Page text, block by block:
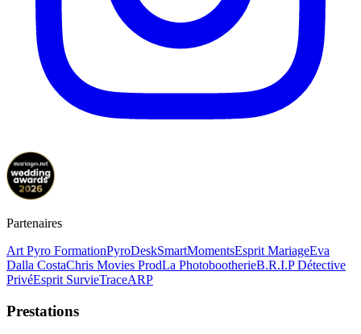
Partenaires
Art Pyro FormationPyroDeskSmartMomentsEsprit MariageEva
Dalla CostaChris Movies ProdLa PhotobootherieB.R.I.P Détective
PrivéEsprit SurvieTraceARP
Prestations